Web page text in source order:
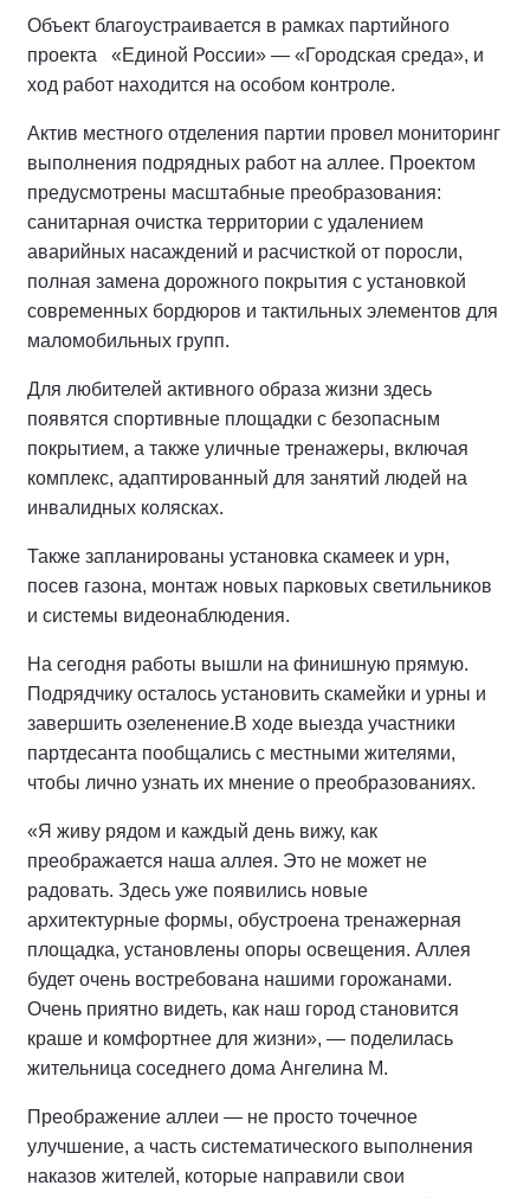
Объект благоустраивается в рамках партийного
проекта «Единой России» — «Городская среда», и
ход работ находится на особом контроле.
Актив местного отделения партии провел мониторинг
выполнения подрядных работ на аллее. Проектом
предусмотрены масштабные преобразования:
санитарная очистка территории с удалением
аварийных насаждений и расчисткой от поросли,
полная замена дорожного покрытия с установкой
современных бордюров и тактильных элементов для
маломобильных групп.
Для любителей активного образа жизни здесь
появятся спортивные площадки с безопасным
покрытием, а также уличные тренажеры, включая
комплекс, адаптированный для занятий людей на
инвалидных колясках.
Также запланированы установка скамеек и урн,
посев газона, монтаж новых парковых светильников
и системы видеонаблюдения.
На сегодня работы вышли на финишную прямую.
Подрядчику осталось установить скамейки и урны и
завершить озеленение.В ходе выезда участники
партдесанта пообщались с местными жителями,
чтобы лично узнать их мнение о преобразованиях.
«Я живу рядом и каждый день вижу, как
преображается наша аллея. Это не может не
радовать. Здесь уже появились новые
архитектурные формы, обустроена тренажерная
площадка, установлены опоры освещения. Аллея
будет очень востребована нашими горожанами.
Очень приятно видеть, как наш город становится
краше и комфортнее для жизни», — поделилась
жительница соседнего дома Ангелина М.
Преображение аллеи — не просто точечное
улучшение, а часть систематического выполнения
наказов жителей, которые направили свои